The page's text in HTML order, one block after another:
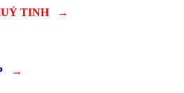
TINH →
→